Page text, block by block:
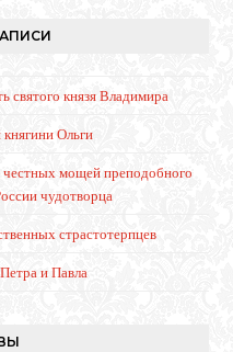
святого князя Владимира
Ольги
мощей преподобного
чудотворца
страстотерпцев
и Павла